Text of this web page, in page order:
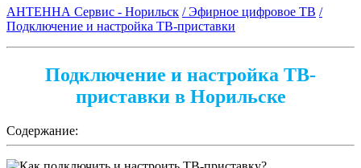
АНТЕННА Сервис - Норильск / Эфирное цифровое ТВ /
Подключение и настройка ТВ-приставки
Подключение и настройка ТВ-
приставки в Норильске
Содержание: